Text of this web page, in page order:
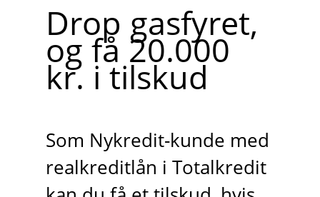
Drop gasfyret,
og få 20.000
kr. i tilskud
Som Nykredit-kunde med
realkreditlån i Totalkredit